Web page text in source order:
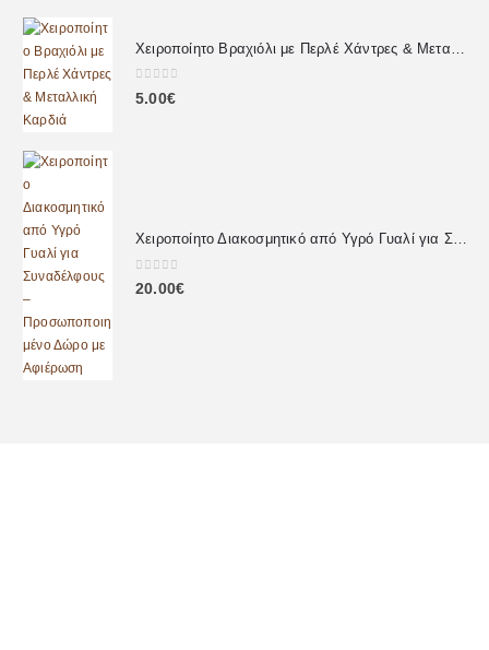
0 out of 5
5.00€
Χειροποίητο Διακοσμητικό από Υγρό Γυαλί για Συναδέλφους – Προσωποποιημένο Δώρο με Αφιέρωση
0out of 5
20.00€